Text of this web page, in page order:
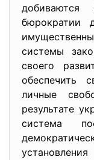
добиваются
бюрократии
системы
своего
обеспечить
личные
результате
система